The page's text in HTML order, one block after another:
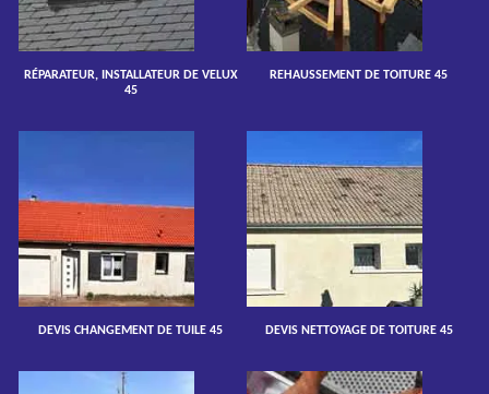
RÉPARATEUR, INSTALLATEUR DE VELUX
45
REHAUSSEMENT DE TOITURE 45
DEVIS CHANGEMENT DE TUILE 45 DEVIS NETTOYAGE DE TOITURE 45